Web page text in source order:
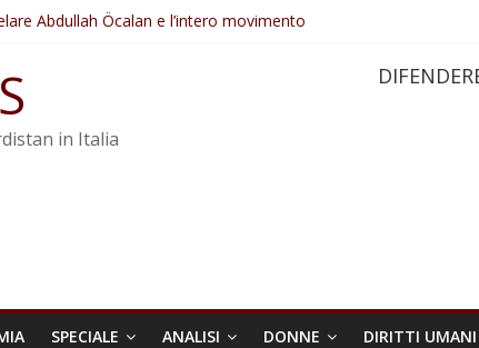
Abdullah Öcalan e l’intero movimento
ostacolerebbe l’attuazione della legge
di guerra dell’Iran
trasformata in legge positiva
in Italia
SPECIALE ANALISI DONNE DIRITTI UMANI